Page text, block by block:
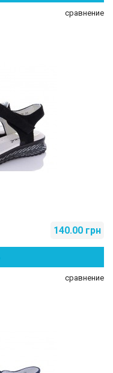
сравнение
140.00 грн
сравнение